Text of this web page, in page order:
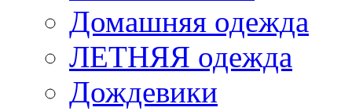
Домашняя одежда
ЛЕТНЯЯ одежда
Дождевики